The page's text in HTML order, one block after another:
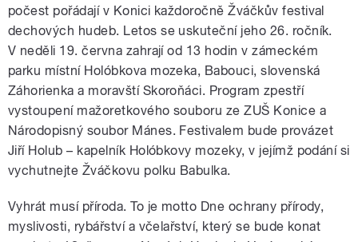
počest pořádají v Konici každoročně Žváčkův festival
dechových hudeb. Letos se uskuteční jeho 26. ročník.
V neděli 19. června zahrají od 13 hodin v zámeckém
parku místní Holóbkova mozeka, Babouci, slovenská
Záhorienka a moravští Skoroňáci. Program zpestří
vystoupení mažoretkového souboru ze ZUŠ Konice a
Národopisný soubor Mánes. Festivalem bude provázet
Jiří Holub – kapelník Holóbkovy mozeky, v jejímž podání si
vychutnejte Žváčkovu polku Babulka.
Vyhrát musí příroda. To je motto Dne ochrany přírody,
myslivosti, rybářství a včelařství, který se bude konat